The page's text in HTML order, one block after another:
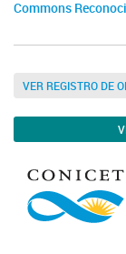
Commons
VER REGISTRO DE